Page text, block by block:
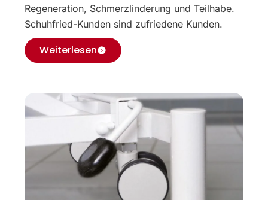
Regeneration, Schmerzlinderung und Teilhabe.
Schuhfried-Kunden sind zufriedene Kunden.
Weiterlesen